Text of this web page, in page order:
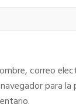
correo
para la